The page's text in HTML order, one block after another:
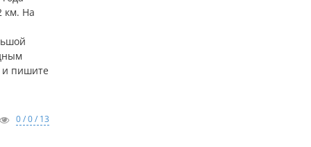
км. На
и пишите
0 / 0 / 13